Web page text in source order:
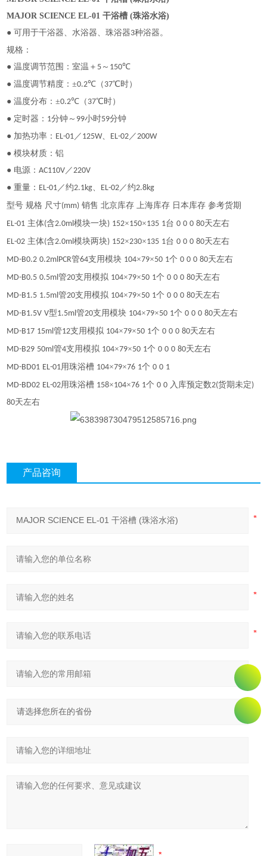
MAJOR SCIENCE EL-01 干浴槽 (珠浴水浴)
● 可用于干浴器、水浴器、珠浴器3种浴器。
规格：
● 温度调节范围：室温＋ 5 ～ 150℃
● 温度调节精度：±0.2℃（ 37℃时）
● 温度分布：±0.2℃（ 37℃时）
● 定时器： 1分钟～ 99小时59分钟
● 加热功率： EL-01／ 125W、 EL-02／200W
● 模块材质：铝
● 电源：AC110V／220V
● 重量： EL-01／约2.1kg、 EL-02／约2.8kg
型号 规格 尺寸(mm) 销售 北京库存 上海库存 日本库存 参考货期
EL-01 主体(含2.0ml模块一块) 152×150×135 1台 0 0 0 80天左右
EL-02 主体(含2.0ml模块两块) 152×230×135 1台 0 0 0 80天左右
MD-B0.2 0.2mlPCR管64支用模块 104×79×50 1个 0 0 0 80天左右
MD-B0.5 0.5ml管20支用模拟 104×79×50 1个 0 0 0 80天左右
MD-B1.5 1.5ml管20支用模拟 104×79×50 1个 0 0 0 80天左右
MD-B1.5V V型1.5ml管20支用模块 104×79×50 1个 0 0 0 80天左右
MD-B17 15ml管12支用模拟 104×79×50 1个 0 0 0 80天左右
MD-B29 50ml管4支用模拟 104×79×50 1个 0 0 0 80天左右
MD-BD01 EL-01用珠浴槽 104×79×76 1个 0 0 1
MD-BD02 EL-02用珠浴槽 158×104×76 1个 0 0 入库预定数2(货期未定)
80天左右
产品咨询